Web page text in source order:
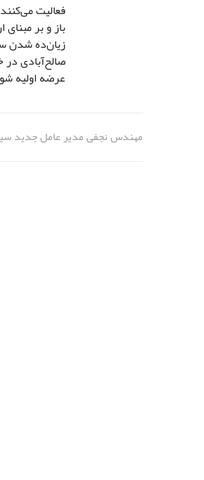
باز و بر
زیان‌ده شدن
صالح‌آبادی
عرضه اولیه
مهندس نجفی مدیر عامل جدید